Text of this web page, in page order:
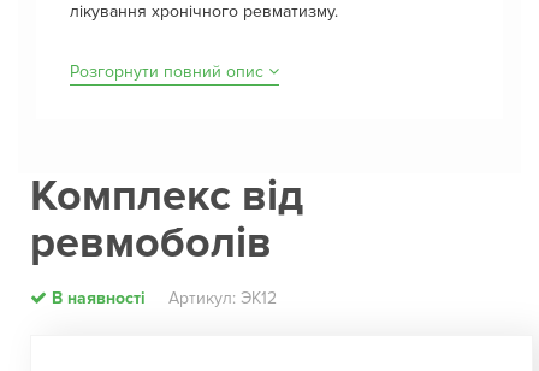
лікування хронічного ревматизму.
Розгорнути повний опис
Комплекс від
ревмоболів
В наявності Артикул: ЭК12